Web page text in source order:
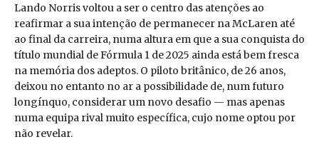
Lando Norris voltou a ser o centro das atenções ao
reafirmar a sua intenção de permanecer na McLaren até
ao final da carreira, numa altura em que a sua conquista do
título mundial de Fórmula 1 de 2025 ainda está bem fresca
na memória dos adeptos. O piloto britânico, de 26 anos,
deixou no entanto no ar a possibilidade de, num futuro
longínquo, considerar um novo desafio — mas apenas
numa equipa rival muito específica, cujo nome optou por
não revelar.